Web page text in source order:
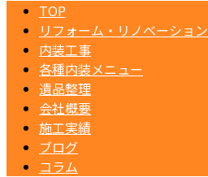
TOP
リフォーム・リノベーション
内装工事
各種内装メニュー
遺品整理
会社概要
施工実績
ブログ
コラム